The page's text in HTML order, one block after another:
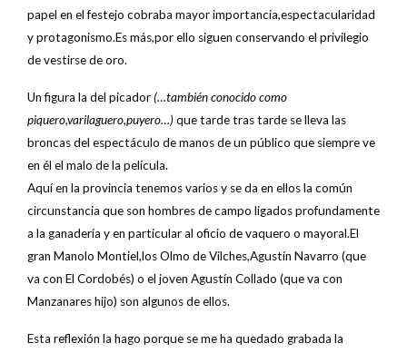
papel en el festejo cobraba mayor importancia,espectacularidad
y protagonismo.Es más,por ello siguen conservando el privilegio
de vestirse de oro.
Un figura la del picador(…también conocido como
piquero,varilaguero,puyero…)que tarde tras tarde se lleva las
broncas del espectáculo de manos de un público que siempre ve
en él el malo de la película.
Aquí en la provincia tenemos varios y se da en ellos la común
circunstancia que son hombres de campo ligados profundamente
a la ganadería y en particular al oficio de vaquero o mayoral.El
gran Manolo Montiel,los Olmo de Vilches,Agustín Navarro (que
va con El Cordobés) o el joven Agustín Collado (que va con
Manzanares hijo) son algunos de ellos.
Esta reflexión la hago porque se me ha quedado grabada la